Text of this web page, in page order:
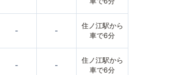
- -
住ノ江駅から
車で6分
- -
住ノ江駅から
車で6分